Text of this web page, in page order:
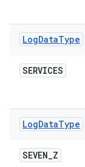
LogDataType
SERVICES
LogDataType
SEVEN_Z